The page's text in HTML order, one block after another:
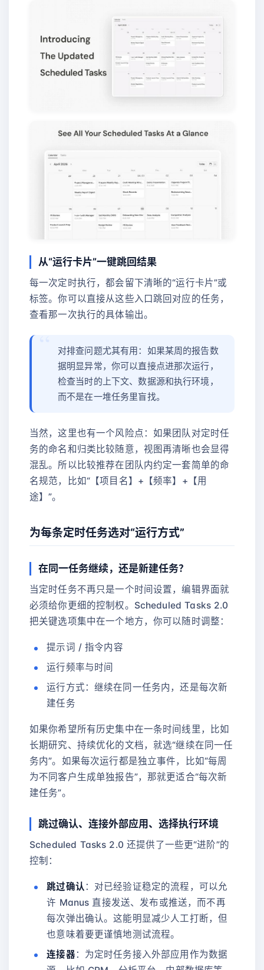
从“运行卡片”一键跳回结果
每一次定时执行，都会留下清晰的“运行卡片”或
标签。你可以直接从这些入口跳回对应的任务，
查看那一次执行的具体输出。
对排查问题尤其有用：如果某周的报告数
据明显异常，你可以直接点进那次运行，
检查当时的上下文、数据源和执行环境，
而不是在一堆任务里盲找。
当然，这里也有一个风险点：如果团队对定时任
务的命名和归类比较随意，视图再清晰也会显得
混乱。所以比较推荐在团队内约定一套简单的命
名规范，比如“【项目名】+【频率】+【用
途】”。
为每条定时任务选对“运行方式”
在同一任务继续，还是新建任务？
当定时任务不再只是一个时间设置，编辑界面就
必须给你更细的控制权。Scheduled Tasks 2.0
把关键选项集中在一个地方，你可以随时调整：
提示词 / 指令内容
运行频率与时间
运行方式：继续在同一任务内，还是每次新
建任务
如果你希望所有历史集中在一条时间线里，比如
长期研究、持续优化的文档，就选“继续在同一任
务内”。如果每次运行都是独立事件，比如“每周
为不同客户生成单独报告”，那就更适合“每次新
建任务”。
跳过确认、连接外部应用、选择执行环境
Scheduled Tasks 2.0 还提供了一些更“进阶”的
控制：
跳过确认：对已经验证稳定的流程，可以允
许 Manus 直接发送、发布或推送，而不再
每次弹出确认。这能明显减少人工打断，但
也意味着要更谨慎地测试流程。
连接器：为定时任务接入外部应用作为数据